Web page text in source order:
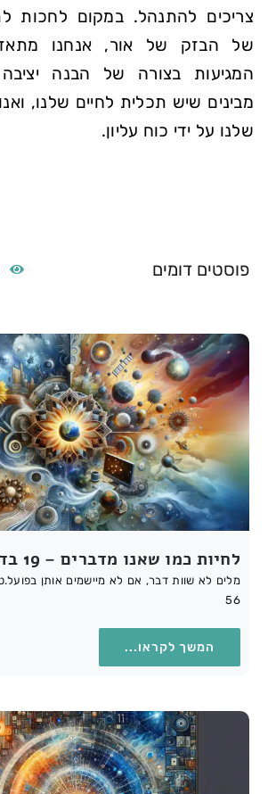
צריכים להתנהל. במקום לחכות
של הבזק של אור, אנחנו
המגיעות בצורה של הבנה
מבינים שיש תכלית לחיים שלנו,
שלנו על ידי כוח עליון.
פוסטים דומים
לחיות כמו שאנו מדברים – 19 בדצמבר
מלים לא שוות דבר, אם לא מיישמים אותן
56
המשך לקראו...